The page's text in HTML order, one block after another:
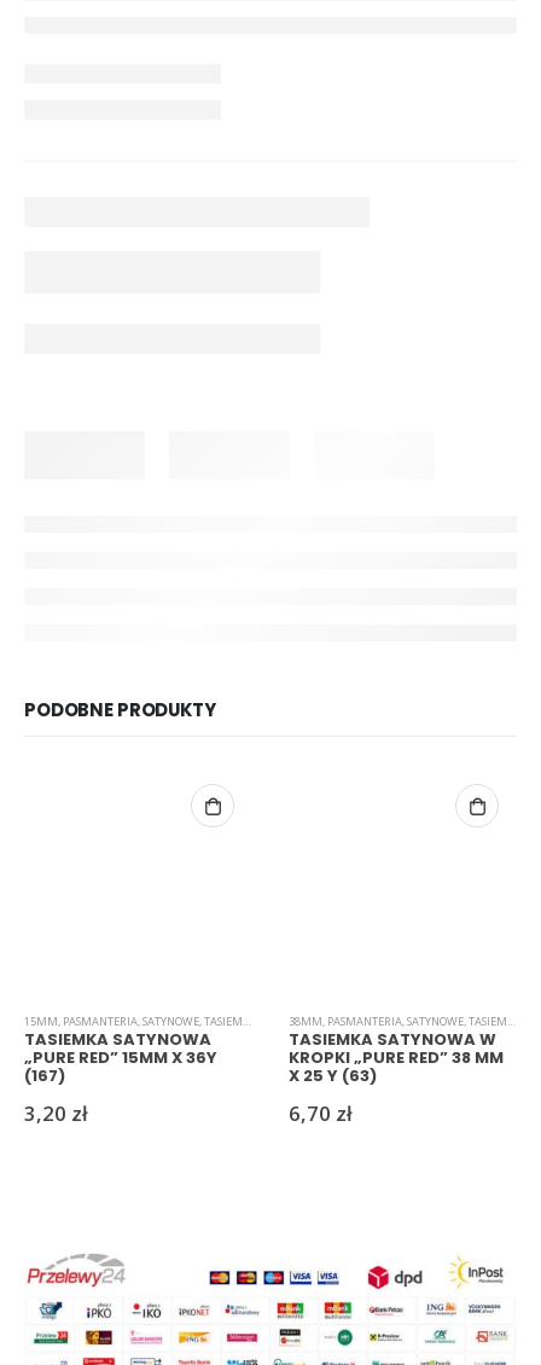
PODOBNE PRODUKTY
15MM, PASMANTERIA,SATYNOWE,TASIEMKI
TASIEMKA SATYNOWA
„PURE RED” 15MM X 36Y
(167)
3,20 zł
38MM, PASMANTERIA,SATYNOWE,TASIEMKI
TASIEMKA SATYNOWA W
KROPKI „PURE RED” 38 MM
X 25 Y (63)
6,70 zł